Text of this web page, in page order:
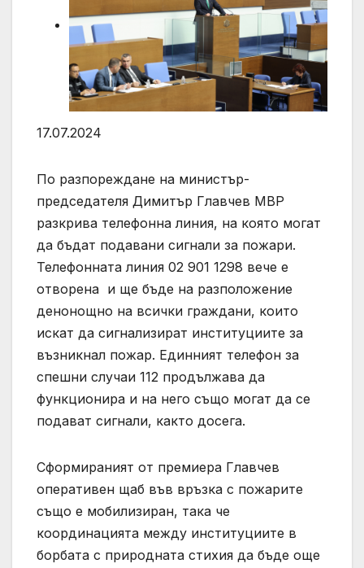
17.07.2024
По разпореждане на министър-
председателя Димитър Главчев МВР
разкрива телефонна линия, на която могат
да бъдат подавани сигнали за пожари.
Телефонната линия 02 901 1298 вече е
отворена и ще бъде на разположение
денонощно на всички граждани, които
искат да сигнализират институциите за
възникнал пожар. Единният телефон за
спешни случаи 112 продължава да
функционира и на него също могат да се
подават сигнали, както досега.
Сформираният от премиера Главчев
оперативен щаб във връзка с пожарите
също е мобилизиран, така че
координацията между институциите в
борбата с природната стихия да бъде още